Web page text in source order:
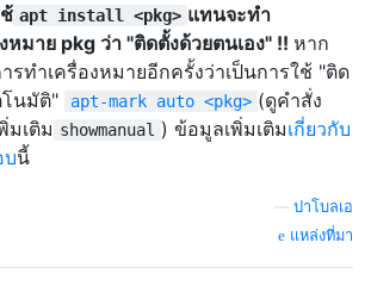
apt install <pkg> แทนจะทำ
หมาย pkg ว่า "ติดตั้งด้วยตนเอง" !! หาก
รทำเครื่องหมายอีกครั้งว่าเป็นการใช้ "ติด
นมัติ"
apt-mark auto <pkg> (ดูคำสั่ง
มเติม showmanual ) ข้อมูลเพิ่มเติมเกี่ยวกับ
บนี้
ปาโบลเอ
แหล่งที่มา